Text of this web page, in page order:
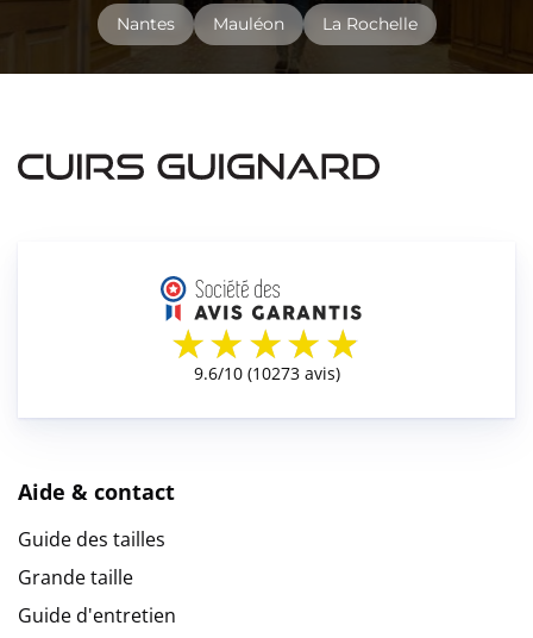
Nantes Mauléon La Rochelle
Aide & contact
Guide des tailles
Grande taille
Guide d'entretien